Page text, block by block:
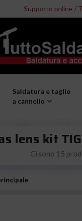
Supporto online /
Saldatura e taglio
a cannello
lens kit
Ci sono 15